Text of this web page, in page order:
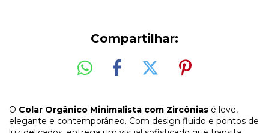
Compartilhar:
O Colar Orgânico Minimalista com Zircônias é leve,
elegante e contemporâneo. Com design fluido e pontos de